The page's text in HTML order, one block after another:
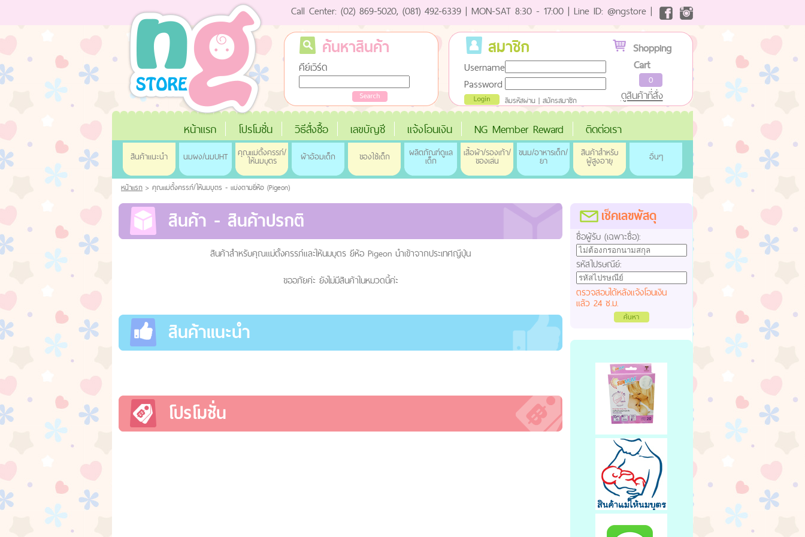
Call Center: (02) 869-5020, (081) 492-6339 | MON-SAT 8:30 - 17:00 | Line ID: @ngstore |
ค้นหาสินค้า
คีย์เวิร์ด
สมาชิก
Shopping
Cart
0
ดูสินค้าที่สั่ง
Username
Password
ลืมรหัสผ่าน | สมัครสมาชิก
หน้าแรก โปรโมชั่น วิธีสั่งซื้อ เลขบัญชี แจ้งโอนเงิน NG Member Reward ติดต่อเรา
สินค้าแนะนำ นมผง/นมUHT คุณแม่ตั้งครรภ์/
ให้นมบุตร ผ้าอ้อมเด็ก ของใช้เด็ก ผลิตภัณฑ์ดูแล
เด็ก
เสื้อผ้า/รองเท้า/
ของเล่น
ขนม/อาหารเด็ก/
ยา
สินค้าสำหรับ
ผู้สูงอายุ อื่นๆ
หน้าแรก > คุณแม่ตั้งครรภ์/ให้นมบุตร - แบ่งตามยี่ห้อ (Pigeon)
สินค้า - สินค้าปรกติ
สินค้าสำหรับคุณแม่ตั้งครรภ์และให้นมบุตร ยีห้อ Pigeon นำเข้าจากประเทศญีปุ่่น
ขออภัยค่ะ ยังไม่มีสินค้าในหมวดนี้ค่ะ
สินค้าแนะนำ
โปรโมชั่น
เช็คเลขพัสดุ
ชื่อผู้รับ (เฉพาะชื่อ):
รหัสไปรษณีย์:
ตรวจสอบได้หลังแจ้งโอนเงิน
แล้ว 24 ช.ม.